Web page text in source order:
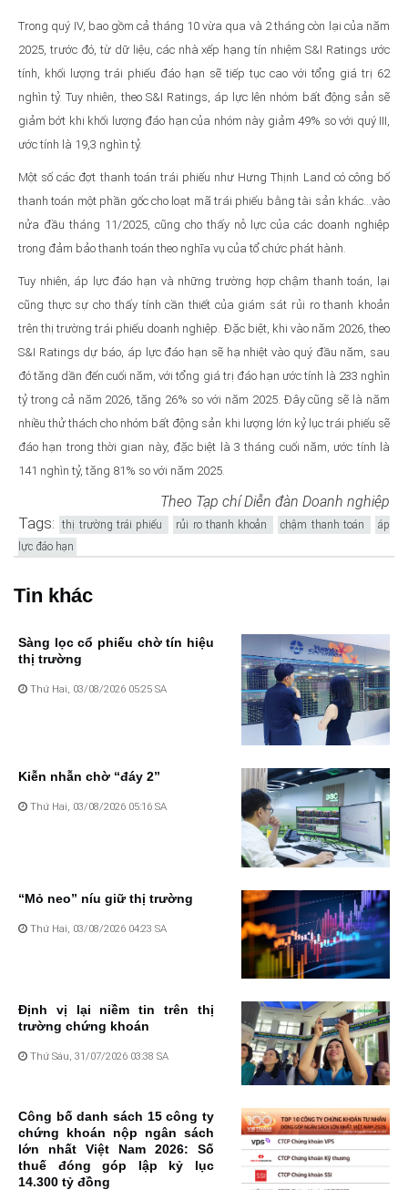
Trong quý IV, bao gồm cả tháng 10 vừa qua và 2 tháng còn lại của năm
2025, trước đó, từ dữ liệu, các nhà xếp hạng tín nhiệm S&I Ratings ước
tính, khối lượng trái phiếu đáo hạn sẽ tiếp tục cao với tổng giá trị 62
nghìn tỷ. Tuy nhiên, theo S&I Ratings, áp lực lên nhóm bất động sản sẽ
giảm bớt khi khối lượng đáo hạn của nhóm này giảm 49% so với quý III,
ước tính là 19,3 nghìn tỷ.
Một số các đợt thanh toán trái phiếu như Hưng Thịnh Land có công bố
thanh toán một phần gốc cho loạt mã trái phiếu bằng tài sản khác...vào
nửa đầu tháng 11/2025, cũng cho thấy nỗ lực của các doanh nghiệp
trong đảm bảo thanh toán theo nghĩa vụ của tổ chức phát hành.
Tuy nhiên, áp lực đáo hạn và những trường hợp chậm thanh toán, lại
cũng thực sự cho thấy tính cần thiết của giám sát rủi ro thanh khoản
trên thị trường trái phiếu doanh nghiệp. Đặc biệt, khi vào năm 2026, theo
S&I Ratings dự báo, áp lực đáo hạn sẽ hạ nhiệt vào quý đầu năm, sau
đó tăng dần đến cuối năm, với tổng giá trị đáo hạn ước tính là 233 nghìn
tỷ trong cả năm 2026, tăng 26% so với năm 2025. Đây cũng sẽ là năm
nhiều thử thách cho nhóm bất động sản khi lượng lớn kỷ lục trái phiếu sẽ
đáo hạn trong thời gian này, đặc biệt là 3 tháng cuối năm, ước tính là
141 nghìn tỷ, tăng 81% so với năm 2025.
Theo Tạp chí Diễn đàn Doanh nghiệp
Tags: thị trường trái phiếu rủi ro thanh khoản chậm thanh toán
áp
lực đáo hạn
Tin khác
Sàng lọc cổ phiếu chờ tín hiệu
thị trường
Thứ Hai, 03/08/2026 05:25 SA
Kiễn nhẫn chờ “đáy 2”
Thứ Hai, 03/08/2026 05:16 SA
“Mỏ neo” níu giữ thị trường
Thứ Hai, 03/08/2026 04:23 SA
Định vị lại niềm tin trên thị
trường chứng khoán
Thứ Sáu, 31/07/2026 03:38 SA
Công bố danh sách 15 công ty
chứng khoán nộp ngân sách
lớn nhất Việt Nam 2026: Số
thuế đóng góp lập kỷ lục
14.300 tỷ đồng